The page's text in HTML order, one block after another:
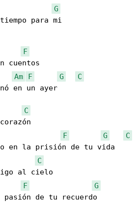
G
para mi
F
cuentos
Am F G
C
en un ayer
C
F G
C
en la prisión de tu vida
C
al cielo
F
G
pasión de tu recuerdo